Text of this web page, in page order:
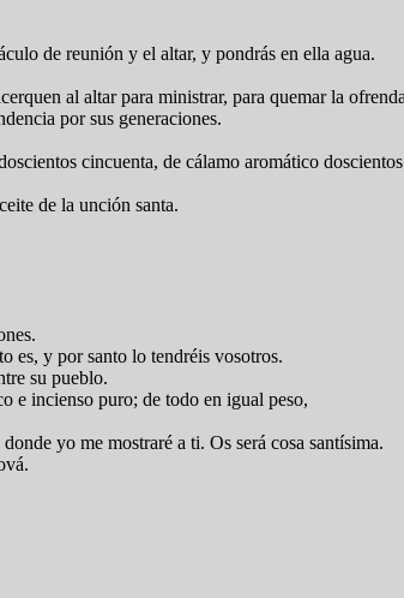
de reunión y el altar, y pondrás en ella agua.
al altar para ministrar, para quemar la
por sus generaciones.
cincuenta, de cálamo aromático
de la unción santa.
es, y por santo lo tendréis vosotros.
su pueblo.
e incienso puro; de todo en igual peso,
yo me mostraré a ti. Os será cosa santísima.